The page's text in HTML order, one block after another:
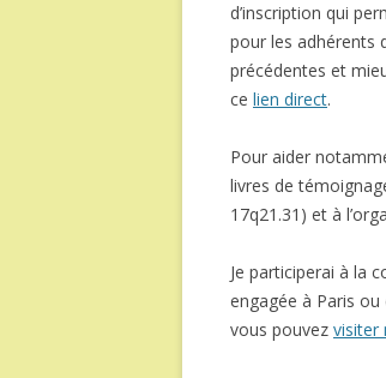
d’inscription qui
pour les adhérents
précédentes et
ce lien direct.
Pour aider
livres de
17q21.31) et à
Je participerai à la
engagée à Paris
vous pouvez visiter